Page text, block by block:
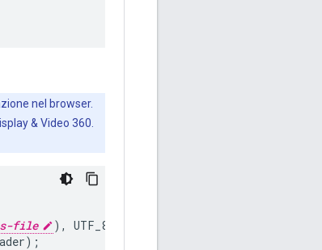
nel browser.
& Video 360.
file ), UTF_8
);